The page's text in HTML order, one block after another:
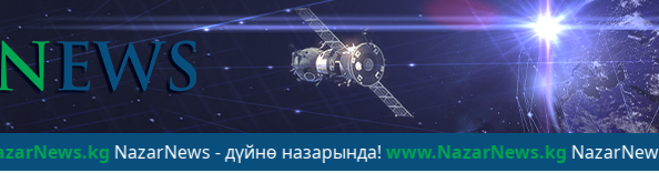
NazarNews - дүйнө назарында!www.NazarNews.kgNazarNews - в